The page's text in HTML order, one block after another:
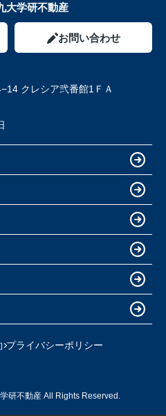
大学研不動産
お問い合わせ
クレシア弐番館1ＦＡ
プライバシーポリシー
研不動産 All Rights Reserved.